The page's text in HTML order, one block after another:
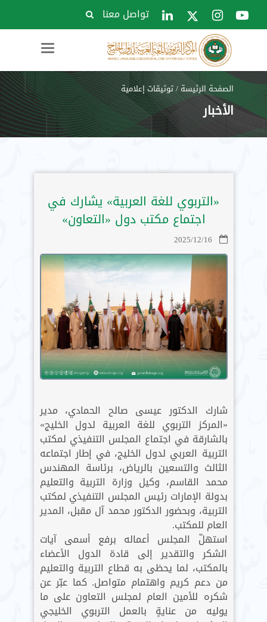
تواصل معنا
Toggle
الصفحة الرئيسة/توثيقات إعلامية
الأخبار
«التربوي للغة العربية» يشارك في
اجتماع مكتب دول «التعاون»
2025/12/16
شارك الدكتور عيسى صالح الحمادي، مدير
«المركز التربوي للغة العربية لدول الخليج»
بالشارقة في اجتماع المجلس التنفيذي لمكتب
التربية العربي لدول الخليج، في إطار اجتماعه
الثالث والتسعين بالرياض، برئاسة المهندس
محمد القاسم، وكيل وزارة التربية والتعليم
بدولة الإمارات رئيس المجلس التنفيذي لمكتب
التربية، وبحضور الدكتور محمد آل مقبل، المدير
العام للمكتب.
استهلّ المجلس أعماله برفع أسمى آيات
الشكر والتقدير إلى قادة الدول الأعضاء
بالمكتب، لما يحظى به قطاع التربية والتعليم
من دعم كريم واهتمام متواصل. كما عبّر عن
شكره للأمين العام لمجلس التعاون على ما
يوليه من عنايةٍ بالعمل التربوي الخليجي